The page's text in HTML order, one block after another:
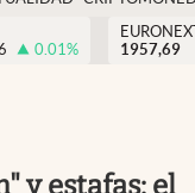
USA
0.01%
1957,69
y estafas: el